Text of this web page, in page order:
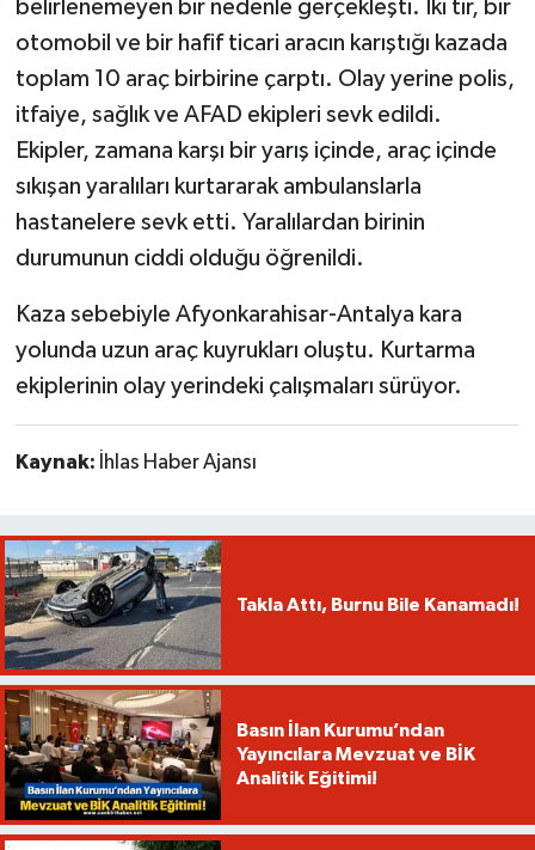
belirlenemeyen bir nedenle gerçekleşti. İki tır, bir
otomobil ve bir hafif ticari aracın karıştığı kazada
toplam 10 araç birbirine çarptı. Olay yerine polis,
itfaiye, sağlık ve AFAD ekipleri sevk edildi.
Ekipler, zamana karşı bir yarış içinde, araç içinde
sıkışan yaralıları kurtararak ambulanslarla
hastanelere sevk etti. Yaralılardan birinin
durumunun ciddi olduğu öğrenildi.
Kaza sebebiyle Afyonkarahisar-Antalya kara
yolunda uzun araç kuyrukları oluştu. Kurtarma
ekiplerinin olay yerindeki çalışmaları sürüyor.
Kaynak: İhlas Haber Ajansı
Takla Attı, Burnu Bile Kanamadı!
Basın İlan Kurumu’ndan
Yayıncılara Mevzuat ve BİK
Analitik Eğitimi!